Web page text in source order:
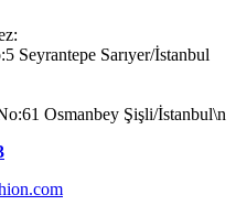
Seyrantepe Sarıyer/İstanbul
Osmanbey Şişli/İstanbul\n